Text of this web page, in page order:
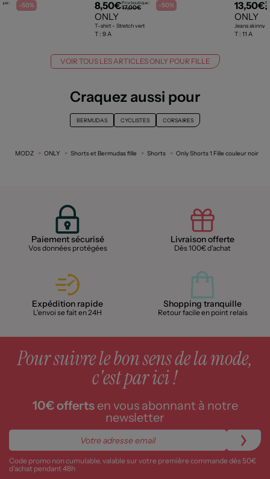
: -50% 8,50€Prix boutique :
17,00€ -50%
ONLY
T-shirt - Stretch vert
T : 9 A
13,50€
ONLY
Jeans skinny
T : 11 A
VOIR TOUS LES ARTICLES ONLY POUR FILLE
Craquez aussi pour
BERMUDAS CYCLISTES CORSAIRES
MODZ ONLY Shorts et Bermudas fille Shorts Only Shorts 1 Fille couleur noir
Paiement sécurisé
Vos données protégées
Livraison offerte
Dès 100€ d'achat
Expédition rapide
L'envoi se fait en 24H
Shopping tranquille
Retour facile en point relais
Pour suivre le bon sens de la mode,
c'est par ici !
10€ offertsen vous abonnant à notre
newsletter
Code promo non cumulable, valable sur votre première commande dès 50€
d’achat pendant 48h